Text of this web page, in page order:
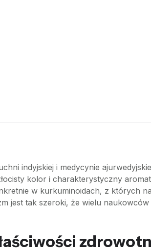
indyjskiej i medycynie
kolor i charakterystyczny
w kurkuminoidach, z których
jest tak szeroki, że wielu